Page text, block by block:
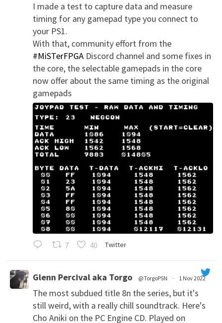
I made a test to capture data and measure
timing for any gamepad type you connect to
your PS1.
With that, community effort from the
#MiSTerFPGADiscord channel and some fixes in
the core, the selectable gamepads in the core
now offer about the same timing as the original
gamepads
7 40 Twitter
Glenn Percival aka Torgo @TorgoPSN · 1 Nov 2022
The most subdued title 8n the series, but it's
still weird, with a really chill soundtrack. Here's
Cho Aniki on the PC Engine CD. Played on